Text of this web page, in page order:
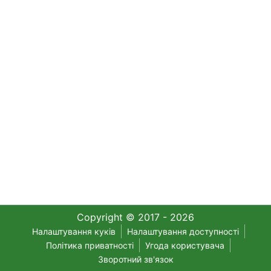
Copyright © 2017 - 2026
Налаштування куків
Налаштування доступності
Політика приватності
Угода користувача
Зворотний зв'язок